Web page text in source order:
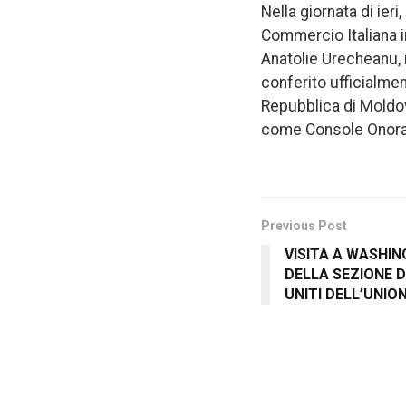
Nella giornata di
Commercio Italiana
Anatolie
conferito
Repubblica di
come Console
Previous Post
VISITA A
DELLA SEZIONE
UNITI